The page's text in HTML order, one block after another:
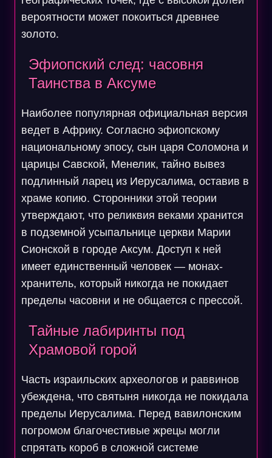
вероятности может покоиться древнее
золото.
Эфиопский след: часовня
Таинства в Аксуме
Наиболее популярная официальная версия
ведет в Африку. Согласно эфиопскому
национальному эпосу, сын царя Соломона и
царицы Савской, Менелик, тайно вывез
подлинный ларец из Иерусалима, оставив в
храме копию. Сторонники этой теории
утверждают, что реликвия веками хранится
в подземной усыпальнице церкви Марии
Сионской в городе Аксум. Доступ к ней
имеет единственный человек — монах-
хранитель, который никогда не покидает
пределы часовни и не общается с прессой.
Тайные лабиринты под
Храмовой горой
Часть израильских археологов и раввинов
убеждена, что святыня никогда не покидала
пределы Иерусалима. Перед вавилонским
погромом благочестивые жрецы могли
спрятать короб в сложной системе